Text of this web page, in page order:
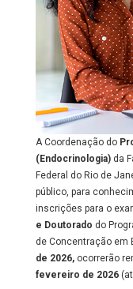
A Coordenação do
(Endocrinologia) da
Federal do Rio de
público, para
inscrições para o
e Doutorado do
de Concentração em
de 2026, ocorrerão
fevereiro de 2026